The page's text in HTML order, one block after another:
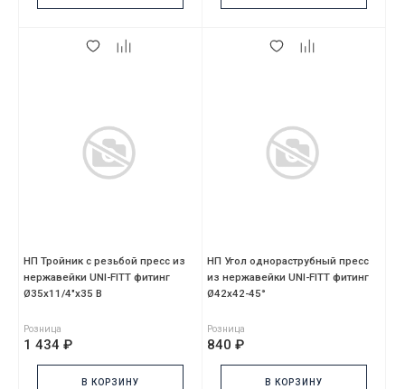
НП Тройник с резьбой пресс из
нержавейки UNI-FITT фитинг
Ø35х11/4"х35 В
Розница
1 434 ₽
В КОРЗИНУ
НП Угол однораструбный пресс
из нержавейки UNI-FITT фитинг
Ø42х42-45°
Розница
840 ₽
В КОРЗИНУ